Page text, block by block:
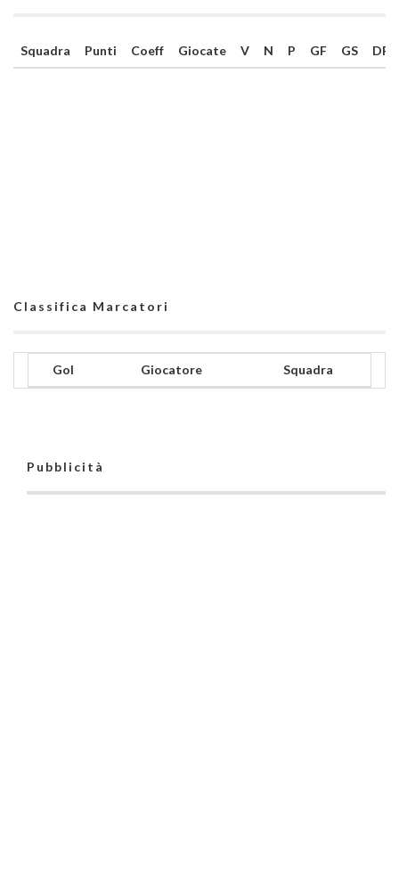
Squadra Punti Coeff Giocate V N P GF GS DR
Classifica Marcatori
Gol Giocatore Squadra
Pubblicità